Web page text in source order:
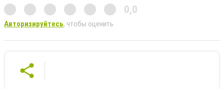
0,0
Авторизируйтесь, чтобы оценить